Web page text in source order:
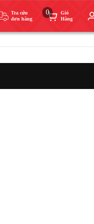
Tra cứu
đơn hàng
0
Giỏ
Hàng